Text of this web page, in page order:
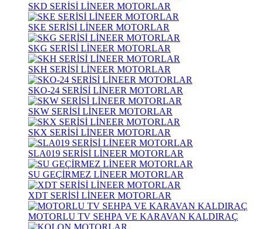
SKD SERİSİ LİNEER MOTORLAR
SKE SERİSİ LİNEER MOTORLAR
SKG SERİSİ LİNEER MOTORLAR
SKH SERİSİ LİNEER MOTORLAR
SKO-24 SERİSİ LİNEER MOTORLAR
SKW SERİSİ LİNEER MOTORLAR
SKX SERİSİ LİNEER MOTORLAR
SLA019 SERİSİ LİNEER MOTORLAR
SU GEÇİRMEZ LİNEER MOTORLAR
XDT SERİSİ LİNEER MOTORLAR
MOTORLU TV SEHPA VE KARAVAN KALDIRAÇ